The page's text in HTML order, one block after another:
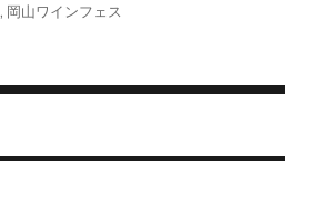
o
, 岡山ワインフェス